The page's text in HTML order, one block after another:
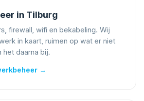
in Tilburg
firewall, wifi en bekabeling. Wij
in kaart, ruimen op wat er niet
het daarna bij.
→